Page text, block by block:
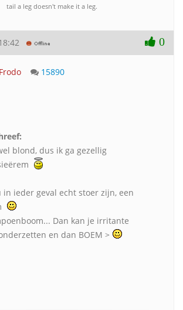
tail a leg doesn't make it a leg.
0
Frodo 15890
blond, dus ik ga gezellig
in ieder geval echt stoer zijn, een
Dan kan je irritante
en dan BOEM >